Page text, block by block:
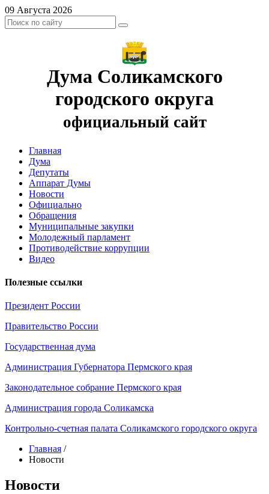
09 Августа 2026
Дума Соликамского
городского округа
официальный сайт
Главная
Дума
Депутаты
Аппарат Думы
Новости
Официально
Обращения
Муниципальные закупки
Молодежный парламент
Противодействие коррупции
Видео
Полезные ссылки
Президент России
Правительство России
Государственная дума
Администрация Губернатора Пермского края
Законодательное собрание Пермского края
Администрация города Соликамска
Контрольно-счетная палата Соликамского городского округа
Главная /
Новости
Новости